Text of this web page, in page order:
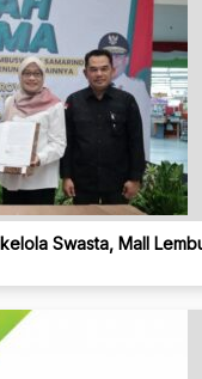
Swasta, Mall